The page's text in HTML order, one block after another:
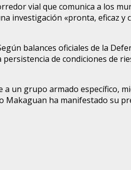
vial que comunica a los
investigación «pronta, eficaz y
balances oficiales de la
persistencia de condiciones de
un grupo armado específico,
ha manifestado su